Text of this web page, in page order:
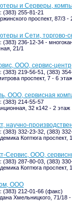
и Серверы,
(383) 255-81-21
проспект, 87/3 -
и Сети, торгово-
(383) 236-12-34 -
21/1
ООО, сервис-центр
(383) 219-56-51, (383)
проспект, 7 - 6 этаж
ООО, сервисная
(383) 214-55-57
32 к142 - 2 этаж
научно-
(383) 332-23-32, (383)
Коптюга проспект,
Сервис, ООО,
(383) 287-80-03, (383)
Коптюга проспект,
ООО
(383) 212-01-66 (факс)
Хмельницкого, 71/18